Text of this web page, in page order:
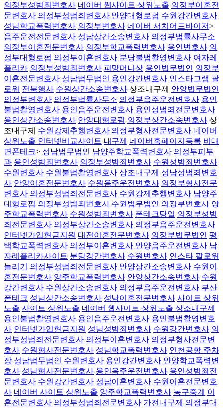
의정부성범죄변호사 네이버 웹사이트 상위노출 의정부이혼전
문변호사 의정부성범죄변호사 안양대형로펌 수원강간변호사
성남학교폭력변호사 의정부변호사 네이버 서치어드바이저>
음주운전전문변호사 성남상간소송변호사 의정부법률사무소
의정부이혼전문변호사 의정부학교폭력변호사 용인변호사 의
정부대형로펌 의정부이혼변호사 분당불법촬영변호사 여자레
플리카 의정부성범죄변호사 피망머니상 용인법무법인 의정부
이혼전문변호사 성남법무법인 용인강간변호사 인스타그램 팔
로워 전북행사 수원상간소송변호사 상조내구제 안양법무법인
의정부변호사 의정부법률사무소 의정부음주운전변호사 용인
불법촬영변호사 용인음주운전변호사 용인성범죄전문변호사
용인상간소송변호사 안양대형로펌 의정부상간소송변호사 상
조내구제 수원강제추행변호사 의정부형사전문변호사 네이버
상위노출 인터넷비교사이트 내구제 네이버홈페이지등록 비대
면폰테크> 성남법무법인 남양주학교폭력변호사 의정부피부
과 용인성범죄변호사 의정부성범죄변호사 수원성범죄변호사
수원변호사 수원불법촬영변호사 상조내구제 성남성범죄변호
사 안양이혼전문변호사 수원음주운전변호사 의정부형사전문
변호사 의정부성범죄전문변호사 수원강제추행변호사 남양주
대형로펌 의정부성범죄변호사 수원법무법인 의정부변호사 양
주학교폭력변호사 수원성범죄변호사 폰테크당일 의정부성범
죄전문변호사 의정부상간소송변호사 의정부음주운전변호사
인터넷가입현금지원 대전이혼전문변호사 의정부법무법인 평
택학교폭력변호사 의정부이혼변호사 안양음주운전변호사 남
자레플리카사이트 분당강간변호사 수원변호사 인스타 팔로워
늘리기
의정부성범죄전문변호사 안양상간소송변호사 수원이
혼전문변호사 양주학교폭력변호사 안양상간소송변호사 수원
강간변호사 수원상간소송변호사 의정부음주운전변호사 부산
폰테크 성남상간소송변호사 성남이혼전문변호사 사이트 상위
노출 사이트 상위노출 네이버 웹사이트 상위노출 상조내구제
용인불법촬영변호사 용인음주운전변호사 용인불법촬영변호
사 인터넷가입현금지원 성남성범죄변호사 수원강간변호사 의
정부성범죄전문변호사 의정부이혼변호사 의정부형사전문변
호사 수원형사전문변호사 성남학교폭력변호사 인천공항 주차
장 성남법무법인 수원변호사 용인강간변호사 안양학교폭력변
호사 성남형사전문변호사 용인음주운전변호사 용인성범죄전
문변호사 수원강간변호사 성남이혼변호사 수원이혼전문변호
사 네이버 사이트 상위노출 양주학교폭력변호사 농구중계 이
혼전문변호사 의정부성범죄전문변호사 가전내구제 의정부대